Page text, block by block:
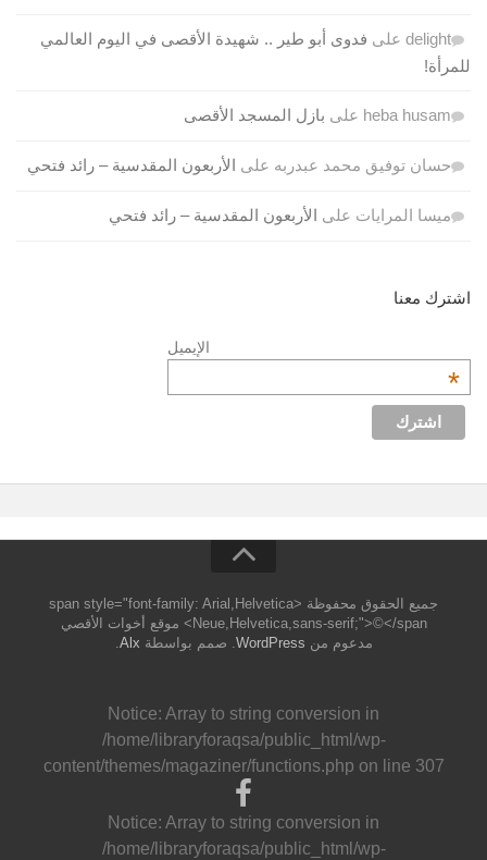
delight على فدوى أبو طير .. شهيدة الأقصى في اليوم العالمي
للمرأة!
heba husam على بازل المسجد الأقصى
حسان توفيق محمد عبدربه على الأربعون المقدسية – رائد فتحي
ميسا المرايات على الأربعون المقدسية – رائد فتحي
اشترك معنا
الإيميل
*
جميع الحقوق محفوظة <span style="font-family: Arial,Helvetica
Neue,Helvetica,sans-serif;">©</span> موقع أخوات الأقصي
مدعوم من WordPress. صمم بواسطة Alx
.
Notice: Array to string conversion in
/home/libraryforaqsa/public_html/wp-
content/themes/magaziner/functions.php on line 307
Notice: Array to string conversion in
/home/libraryforaqsa/public_html/wp-